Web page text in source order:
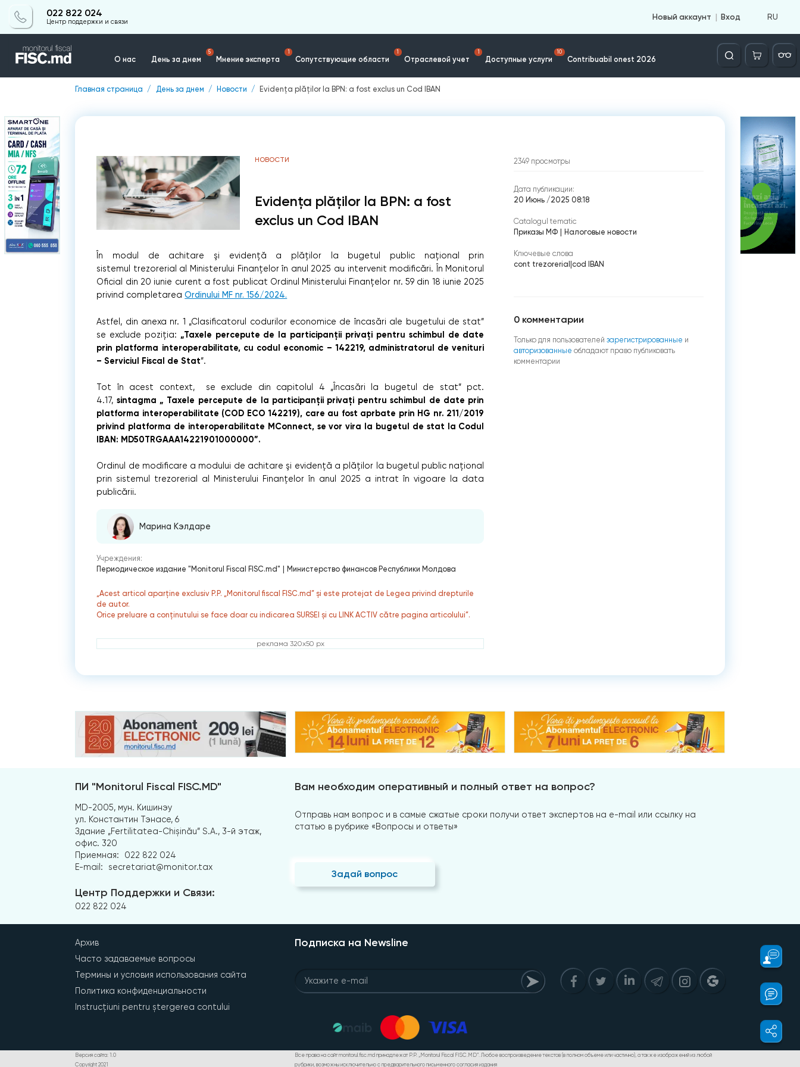
022 822 024
Центр поддержки и связи
Новый аккаунт Вход RU
О нас День за днем
5
Мнение эксперта
1
Сопутствующие области
1
Отраслевой учет
1
Доступные услуги
10
Contribuabil onest 2026
Căutare
Главная страница День за днем Новости Evidența plăților la BPN: a fost exclus un Cod IBAN
НОВОСТИ
Evidența plăților la BPN: a fost
exclus un Cod IBAN
În modul de achitare şi evidență a plăților la bugetul public naţional prin
sistemul trezorerial al Ministerului Finanţelor în anul 2025 au intervenit modificări. În Monitorul
Oficial din 20 iunie curent a fost publicat Ordinul Ministerului Finanțelor nr. 59 din 18 iunie 2025
privind completareaOrdinului MF nr. 156/2024.
Astfel, din anexa nr. 1 „Clasificatorul codurilor economice de încasări ale bugetului de stat”
se exclude poziția: „Taxele percepute de la participanții privați pentru schimbul de date
prin platforma interoperabilitate, cu codul economic – 142219, administratorul de venituri
– Serviciul Fiscal de Stat”.
Tot în acest context, se exclude din capitolul 4 „Încasări la bugetul de stat” pct.
4.17, sintagma „ Taxele percepute de la participanții privați pentru schimbul de date prin
platforma interoperabilitate (COD ECO 142219), care au fost aprbate prin HG nr. 211/2019
privind platforma de interoperabilitate MConnect, se vor vira la bugetul de stat la Codul
IBAN: MD50TRGAAA14221901000000”.
Ordinul de modificare a modului de achitare şi evidență a plăților la bugetul public naţional
prin sistemul trezorerial al Ministerului Finanţelor în anul 2025 a intrat în vigoare la data
publicării.
Марина Кэлдаре
Учреждения:
Периодическое издание "Monitorul Fiscal FISC.md"
Министерство финансов Республики Молдова
„Acest articol aparține exclusiv P.P. „Monitorul fiscal FISC.md” și este protejat de Legea privind drepturile
de autor.
Orice preluare a conținutului se face doar cu indicarea SURSEI și cu LINK ACTIV către pagina articolului”.
реклама 320x50 px
2349 просмотры
Дата публикации:
20 Июнь /2025 08:18
Catalogul tematic
Приказы МФ
Налоговые новости
Ключевые слова
cont trezorerial cod IBAN
0 комментарии
Только для пользователей зарегистрированные и
авторизованные обладают право публиковать
комментарии
ПИ "Monitorul Fiscal FISC.MD"
MD-2005, мун. Кишинэу
ул. Константин Тэнасе, 6
Здание „Fertilitatea-Chișinău” S.A., 3-й этаж,
офис. 320
Приемная:
022 822 024
E-mail:
secretariat@monitor.tax
Центр Поддержки и Связи:
022 822 024
Вам необходим оперативный и полный ответ на вопрос?
Отправь нам вопрос и в самые сжатые сроки получи ответ экспертов на e-mail или ссылку на
статью в рубрике «Вопросы и ответы»
Задай вопрос
Архив
Часто задаваемые вопросы
Термины и условия использования сайта
Политика конфиденциальности
Instrucțiuni pentru ștergerea contului
Подписка на Newsline
Версия сайта: 1.0
Copyright 2021
Все права на сайт monitorul.fisc.md принадлежат P.P. „Monitorul Fiscal FISC.MD”. Любое воспроизведение текстов (в полном объеме или частично), а также изображений из любой
рубрики, возможны исключительно с предварительного письменного согласия издания